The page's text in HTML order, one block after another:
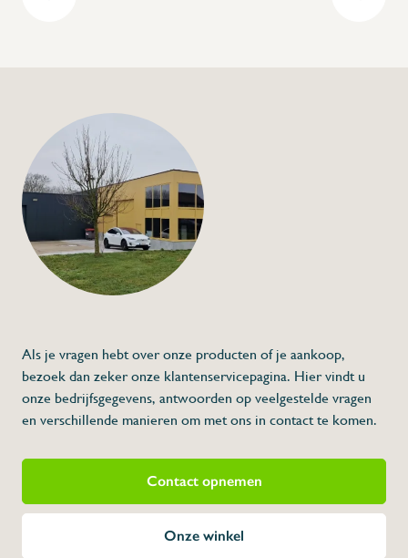
Als je vragen hebt over onze producten of je aankoop,
bezoek dan zeker onze klantenservicepagina. Hier vindt u
onze bedrijfsgegevens, antwoorden op veelgestelde vragen
en verschillende manieren om met ons in contact te komen.
Contact opnemen
Onze winkel